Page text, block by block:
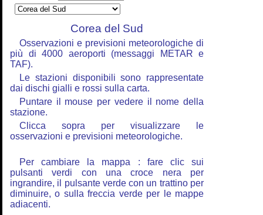
Corea del Sud
Osservazioni e previsioni meteorologiche di
più di 4000 aeroporti (messaggi METAR e
TAF).
Le stazioni disponibili sono rappresentate
dai dischi gialli e rossi sulla carta.
Puntare il mouse per vedere il nome della
stazione.
Clicca sopra per visualizzare le
osservazioni e previsioni meteorologiche.
Per cambiare la mappa : fare clic sui
pulsanti verdi con una croce nera per
ingrandire, il pulsante verde con un trattino per
diminuire, o sulla freccia verde per le mappe
adiacenti.